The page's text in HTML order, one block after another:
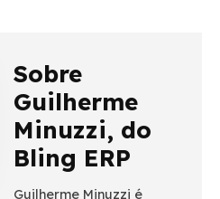
Sobre
Guilherme
Minuzzi, do
Bling ERP
Guilherme Minuzzi é